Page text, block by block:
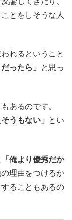
とをしそうな人
れるということ
ったら」
と思っ
あるのです。
うもない」
とい
「俺より優秀だか
理由をつけるか
ることもあるの